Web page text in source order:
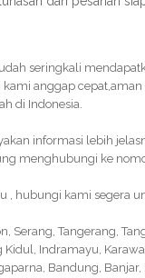
seringkali
anggap
di Indonesia.
informasi lebih
menghubungi ke
, hubungi kami segera
Serang, Tangerang,
Kidul, Indramayu,
Bandung, Banjar,